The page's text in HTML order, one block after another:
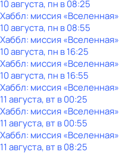
10 августа, пн в 08:25
Хаббл: миссия «Вселенная»
10 августа, пн в 08:55
Хаббл: миссия «Вселенная»
10 августа, пн в 16:25
Хаббл: миссия «Вселенная»
10 августа, пн в 16:55
Хаббл: миссия «Вселенная»
11 августа, вт в 00:25
Хаббл: миссия «Вселенная»
11 августа, вт в 00:55
Хаббл: миссия «Вселенная»
11 августа, вт в 08:25